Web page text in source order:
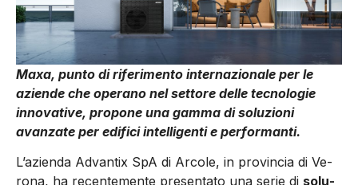
Maxa, punto di riferimento internazionale per le
aziende che operano nel settore delle tecnologie
innovative, propone una gamma di soluzioni
avanzate per edifici intelligenti e performanti.
L’azienda Advantix SpA di Arcole, in provincia di Ve­
rona, ha recentemente presentato una serie di solu­